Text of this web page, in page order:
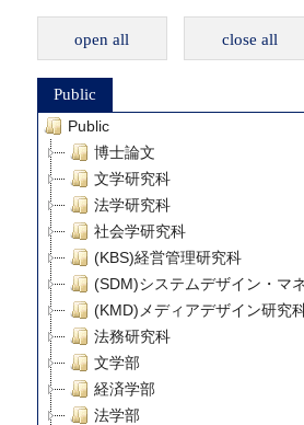
open all close all
Public
Public
博士論文
文学研究科
法学研究科
社会学研究科
(KBS)経営管理研究科
(SDM)システムデザイン・マ
(KMD)メディアデザイン研究
法務研究科
文学部
経済学部
法学部